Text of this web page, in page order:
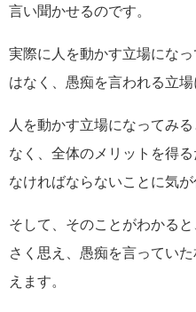
言い聞かせるのです。
実際に人を動かす立場にな
はなく、愚痴を言われる立場
人を動かす立場になってみ
なく、全体のメリットを得
なければならないことに気が
そして、そのことがわかる
さく思え、愚痴を言ってい
えます。